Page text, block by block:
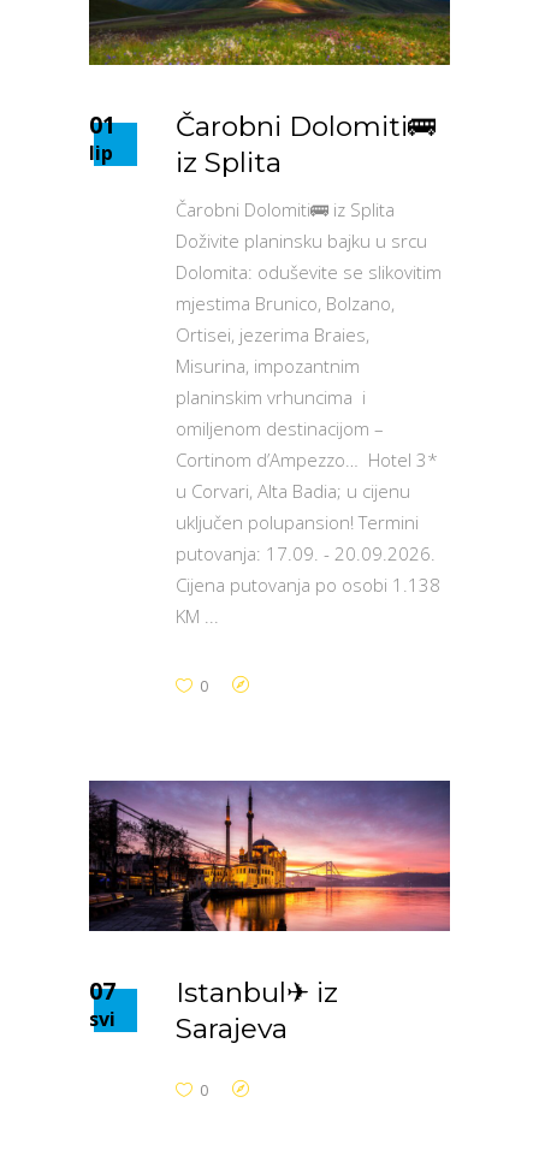
01
lip
Čarobni Dolomiti🚌
iz Splita
Čarobni Dolomiti🚌 iz Splita
Doživite planinsku bajku u srcu
Dolomita: oduševite se slikovitim
mjestima Brunico, Bolzano,
Ortisei, jezerima Braies,
Misurina, impozantnim
planinskim vrhuncima i
omiljenom destinacijom –
Cortinom d’Ampezzo… Hotel 3*
u Corvari, Alta Badia; u cijenu
uključen polupansion! Termini
putovanja: 17.09. - 20.09.2026.
Cijena putovanja po osobi 1.138
KM
0
07
svi
Istanbul✈ iz
Sarajeva
0